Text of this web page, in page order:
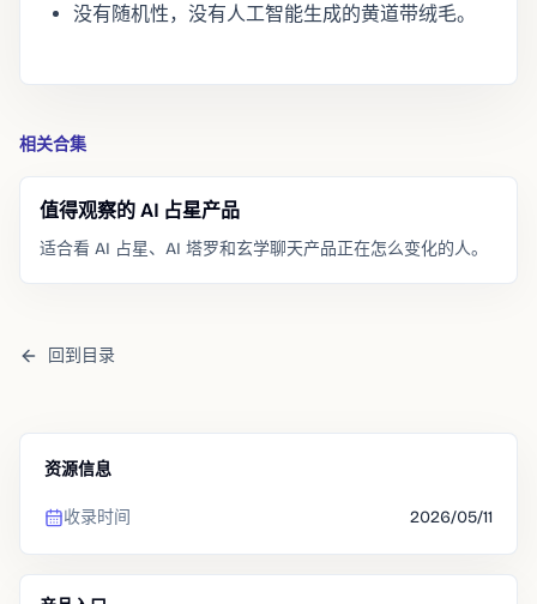
没有随机性，没有人工智能生成的黄道带绒毛。
相关合集
值得观察的 AI 占星产品
适合看 AI 占星、AI 塔罗和玄学聊天产品正在怎么变化的人。
回到目录
资源信息
收录时间 2026/05/11